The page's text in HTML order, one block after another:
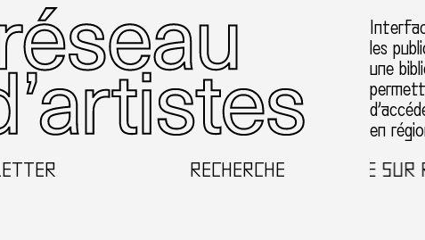
les
une
en
RECHERCHEBIENVENUE SUR